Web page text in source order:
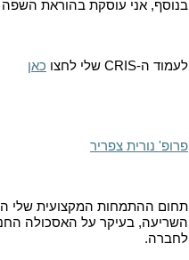
בנוסף, אני עוסקת בהוראת
לעמוד ה-CRIS שלי לחצו כאן
פרופ' נורית צפריר
תחום ההתמחות המקצועית שלי
השריעה, בעיקר על האסכולה
לחברה.